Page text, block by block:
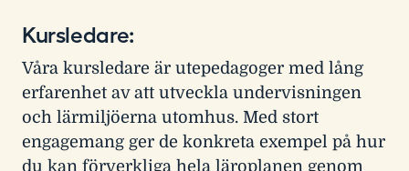
Kursledare:
Våra kursledare är utepedagoger med lång
erfarenhet av att utveckla undervisningen
och lärmiljöerna utomhus. Med stort
engagemang ger de konkreta exempel på hur
du kan förverkliga hela läroplanen genom